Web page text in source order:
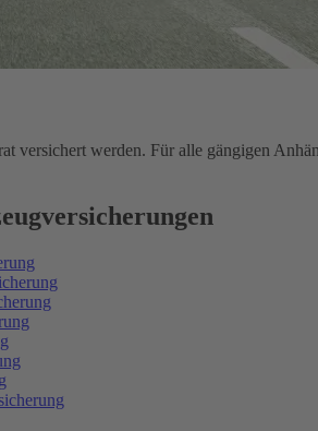
versichert werden. Für alle gängigen